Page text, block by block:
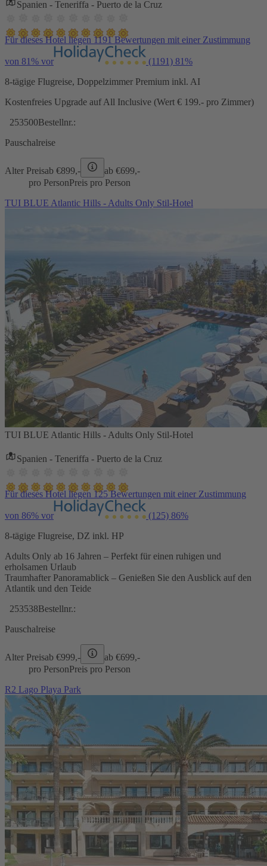
Spanien - Teneriffa - Puerto de la Cruz
Für dieses Hotel liegen 1191 Bewertungen mit einer Zustimmung
von 81% vor (1191) 81%
8-tägige Flugreise, Doppelzimmer Premium inkl. AI
Kostenfreies Upgrade auf All Inclusive (Wert € 199.- pro Zimmer)
253500Bestellnr.:
Pauschalreise
Alter Preisab €899,- ab €699,-
pro PersonPreis pro Person
TUI BLUE Atlantic Hills - Adults Only Stil-Hotel
TUI BLUE Atlantic Hills - Adults Only Stil-Hotel
Spanien - Teneriffa - Puerto de la Cruz
Für dieses Hotel liegen 125 Bewertungen mit einer Zustimmung
von 86% vor (125) 86%
8-tägige Flugreise, DZ inkl. HP
Adults Only ab 16 Jahren – Perfekt für einen ruhigen und
erholsamen Urlaub
Traumhafter Panoramablick – Genießen Sie den Ausblick auf den
Atlantik und den Teide
253538Bestellnr.:
Pauschalreise
Alter Preisab €999,- ab €699,-
pro PersonPreis pro Person
R2 Lago Playa Park